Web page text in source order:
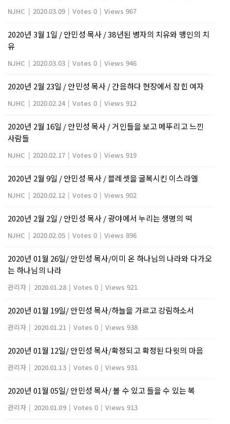
NJHC | 2020.03.09 | Votes 0 | Views 967
2020년 3월 1일 / 안민성 목사 / 38년된 병자의 치유와 맹인의 치
유
NJHC | 2020.03.03 | Votes 0 | Views 946
2020년 2월 23일 / 안민성 목사 / 간음하다 현장에서 잡힌 여자
NJHC | 2020.02.24 | Votes 0 | Views 912
2020년 2월 16일 / 안민성 목사 / 거인들을 보고 메뚜리고 느낀
사람들
NJHC | 2020.02.17 | Votes 0 | Views 919
2020년 2월 9일 / 안민성 목사 / 블레셋을 굴복시킨 이스라엘
NJHC | 2020.02.12 | Votes 0 | Views 902
2020년 2월 2일 / 안민성 목사 / 광야에서 누리는 생명의 떡
NJHC | 2020.02.05 | Votes 0 | Views 896
2020년 01월 26일/ 안민성 목사/이미 온 하나님의 나라와 다가오
는 하나님의 나라
관리자 | 2020.01.28 | Votes 0 | Views 921
2020년 01월 19일/ 안민성 목사/하늘을 가르고 강림하소서
관리자 | 2020.01.21 | Votes 0 | Views 938
2020년 01월 12일/ 안민성 목사/확정되고 확정된 다윗의 마음
관리자 | 2020.01.13 | Votes 0 | Views 931
2020년 01월 05일/ 안민성 목사/ 볼 수 있고 들을 수 있는 복
관리자 | 2020.01.09 | Votes 0 | Views 913